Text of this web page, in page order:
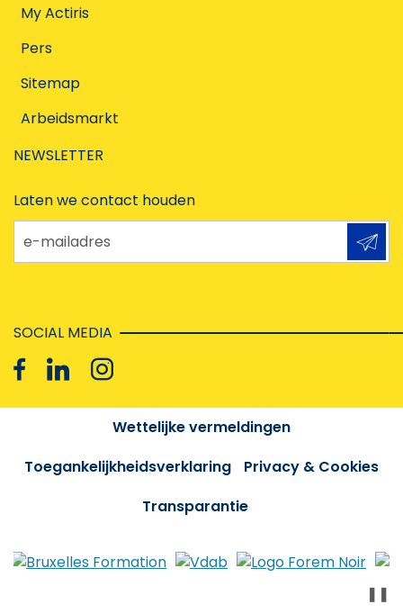
My Actiris
Pers
Sitemap
Arbeidsmarkt
NEWSLETTER
Laten we contact houden
e-mailadres
SOCIAL MEDIA
Wettelijke vermeldingen
Toegankelijkheidsverklaring
Privacy & Cookies
Transparantie
❚❚